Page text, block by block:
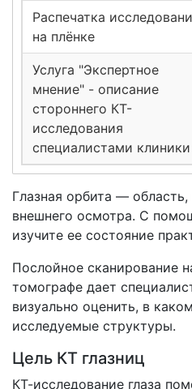
Распечатка
на плёнке
Услуга "Экспертное
мнение" - описание
стороннего КТ-
исследования
специалистами клиники
Глазная орбита — область,
внешнего осмотра. С
изучите ее состояние
Послойное сканирование
томографе дает
визуально оценить, в
исследуемые структуры.
Цель КТ глазниц
КТ-исследование глаза